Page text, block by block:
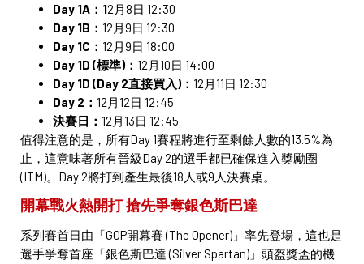
Day 1A：12月8日 12:30
Day 1B： 12月9日 12:30
Day 1C： 12月9日 18:00
Day 1D (標準)： 12月10日 14:00
Day 1D (Day 2直接買入)： 12月11日 12:30
Day 2： 12月12日 12:45
決賽日： 12月13日 12:45
值得注意的是，所有Day 1賽程將進行至剩餘人數的13.5%為
止，這意味著所有晉級Day 2的選手都已確保進入獎勵圈
(ITM)。Day 2將打到產生最後18人或9人決賽桌。
開幕戰火熱開打 搶先爭奪銀色斯巴達
系列賽首日由「GOP開幕賽 (The Opener)」率先登場，這也是
選手爭奪首座「銀色斯巴達 (Silver Spartan)」頭盔獎盃的機